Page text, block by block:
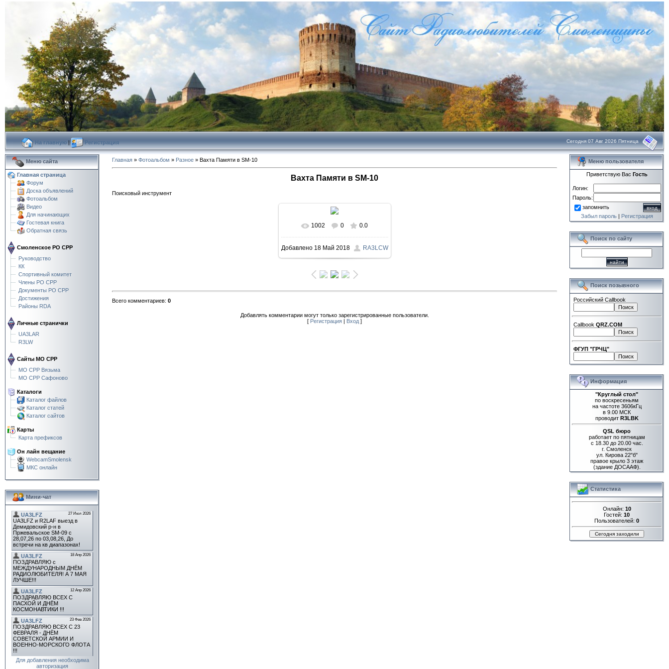
На главную| Регистрация Сегодня 07 Авг 2026 Пятница
Меню сайта
Главная страница
Форум
Доска объявлений
Фотоальбом
Видео
Для начинающих
Гостевая книга
Обратная связь
Смоленское РО СРР
Руководство
КК
Спортивный комитет
Члены РО СРР
Документы РО СРР
Достижения
Районы RDA
Личные странички
UA3LAR
R3LW
Сайты МО СРР
МО СРР Вязьма
МО СРР Сафоново
Каталоги
Каталог файлов
Каталог статей
Каталог сайтов
Карты
Карта префиксов
Он лайн вещание
WebcamSmolensk
МКС онлайн
Мини-чат
Для добавления необходима
авторизация
Главная » Фотоальбом » Разное » Вахта Памяти в SM-10
Вахта Памяти в SM-10
Поисковый инструмент
1002 0 0.0
Добавлено18 Май 2018 RA3LCW
Всего комментариев: 0
Добавлять комментарии могут только зарегистрированные пользователи.
[ Регистрация Вход]
Меню пользователя
Приветствую Вас Гость
Логин:
Пароль:
запомнить
Забыл пароль| Регистрация
Поиск по сайту
Поиск позывного
Российский Callbook
Callbook QRZ.COM
ФГУП "ГРЧЦ"
Информация
"Круглый стол"
по воскресеньям
на частоте 3606кГц
в 9.00 МСК
проводит R3LBK
QSL бюро
работает по пятницам
с 18.30 до 20.00 час.
г. Смоленск
ул. Кирова 22"б"
правое крыло 3 этаж
(здание ДОСААФ).
Статистика
Онлайн: 10
Гостей: 10
Пользователей: 0